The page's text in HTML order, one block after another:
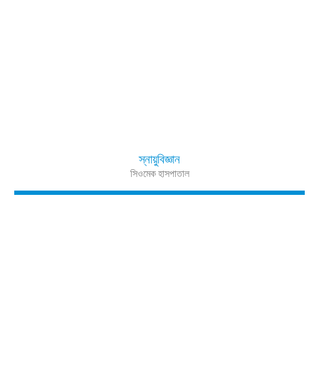
স্নায়ুবিজ্ঞান
সিওমেক হাসপাতাল